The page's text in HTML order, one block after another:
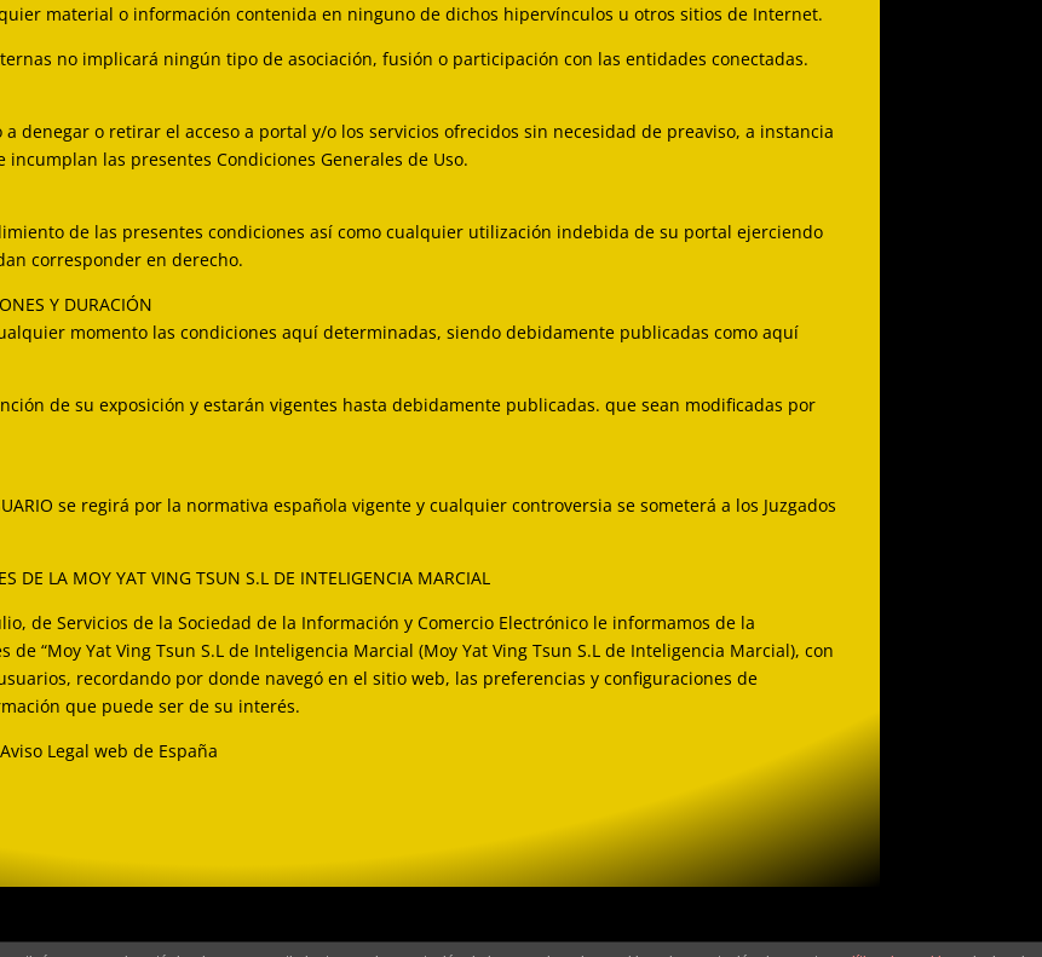
material o información contenida en ninguno de dichos hipervínculos u otros sitios de Internet.
no implicará ningún tipo de asociación, fusión o participación con las entidades conectadas.
a denegar o retirar el acceso a portal y/o los servicios ofrecidos sin necesidad de preaviso, a instancia
las presentes Condiciones Generales de Uso.
de las presentes condiciones así como cualquier utilización indebida de su portal ejerciendo
corresponder en derecho.
Y DURACIÓN
momento las condiciones aquí determinadas, siendo debidamente publicadas como aquí
de su exposición y estarán vigentes hasta debidamente publicadas. que sean modificadas por
se regirá por la normativa española vigente y cualquier controversia se someterá a los Juzgados
DE LA MOY YAT VING TSUN S.L DE INTELIGENCIA MARCIAL
de Servicios de la Sociedad de la Información y Comercio Electrónico le informamos de la
“Moy Yat Ving Tsun S.L de Inteligencia Marcial (Moy Yat Ving Tsun S.L de Inteligencia Marcial), con
recordando por donde navegó en el sitio web, las preferencias y configuraciones de
que puede ser de su interés.
Legal web de España